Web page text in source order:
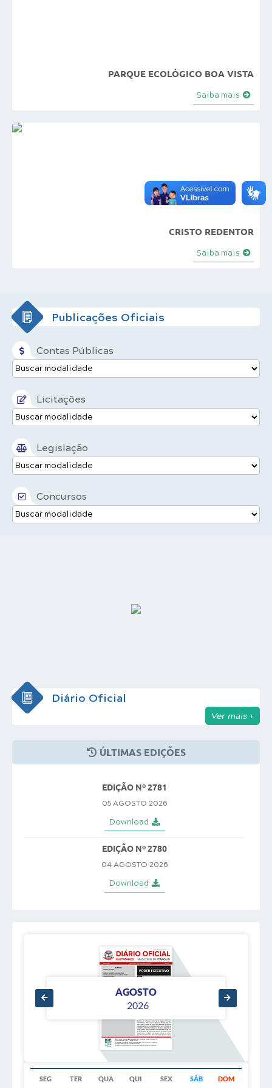
PARQUE ECOLÓGICO BOA VISTA
Saiba mais
CRISTO REDENTOR
Saiba mais
Publicações Oficiais
Contas Públicas
Licitações
Legislação
Concursos
Diário Oficial
Ver mais +
ÚLTIMAS EDIÇÕES
EDIÇÃO Nº 2781
05 AGOSTO 2026
Download
EDIÇÃO Nº 2780
04 AGOSTO 2026
Download
EDIÇÃO Nº 2778
31 JULHO 2026
Download
EDIÇÃO Nº 2777
30 JULHO 2026
Download
AGOSTO
2026
SEG TER QUA QUI SEX SÁB DOM